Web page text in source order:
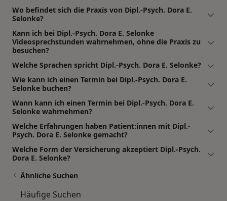
Wo befindet sich die Praxis von Dipl.-Psych. Dora E.
Selonke?
Kann ich bei Dipl.-Psych. Dora E. Selonke
Videosprechstunden wahrnehmen, ohne die Praxis zu
besuchen?
Welche Sprachen spricht Dipl.-Psych. Dora E. Selonke?
Wie kann ich einen Termin bei Dipl.-Psych. Dora E.
Selonke buchen?
Wann kann ich einen Termin bei Dipl.-Psych. Dora E.
Selonke wahrnehmen?
Welche Erfahrungen haben Patient:innen mit Dipl.-
Psych. Dora E. Selonke gemacht?
Welche Form der Versicherung akzeptiert Dipl.-Psych.
Dora E. Selonke?
Ähnliche Suchen
Häufige Suchen